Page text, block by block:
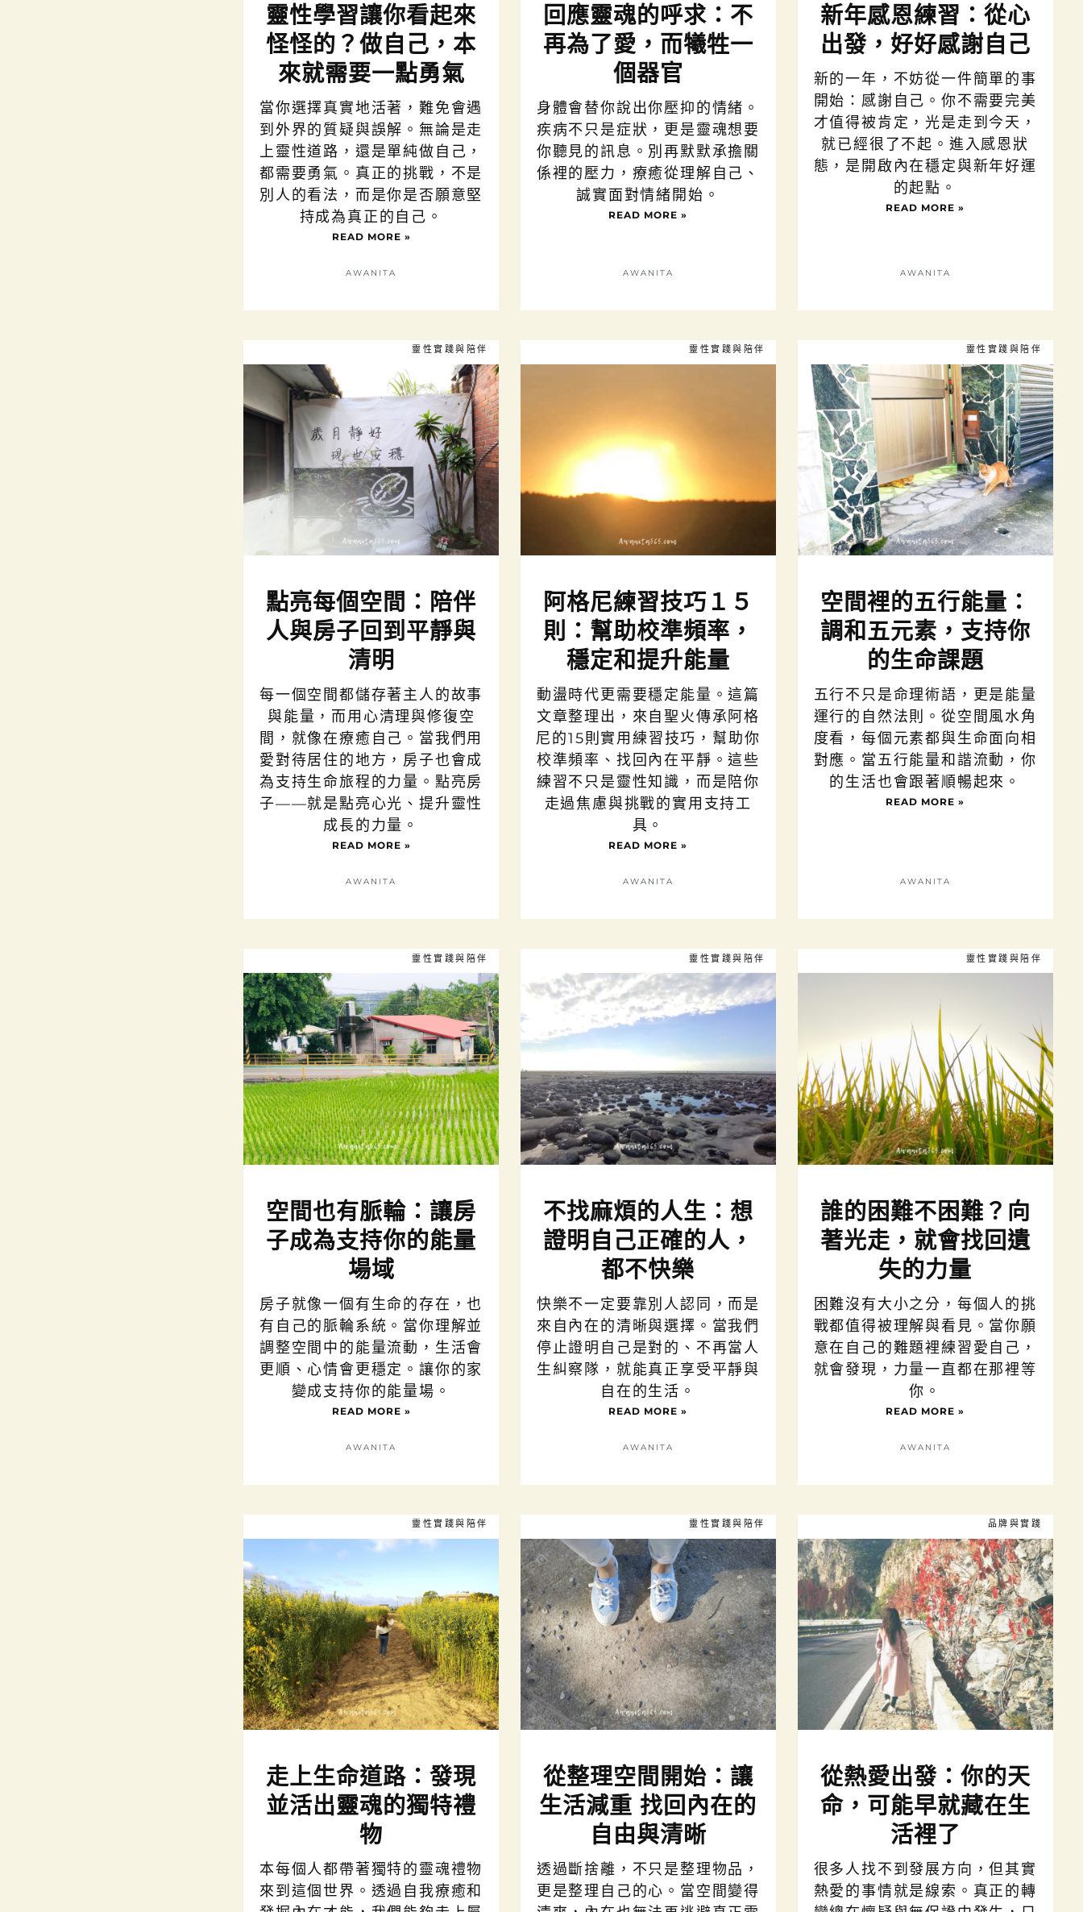
靈性學習讓你看起來
怪怪的？做自己，本
來就需要一點勇氣
當你選擇真實地活著，難免會遇
到外界的質疑與誤解。無論是走
上靈性道路，還是單純做自己，
都需要勇氣。真正的挑戰，不是
別人的看法，而是你是否願意堅
持成為真正的自己。
READ MORE »
AWANITA
回應靈魂的呼求：不
再為了愛，而犧牲一
個器官
身體會替你說出你壓抑的情緒。
疾病不只是症狀，更是靈魂想要
你聽見的訊息。別再默默承擔關
係裡的壓力，療癒從理解自己、
誠實面對情緒開始。
READ MORE »
AWANITA
新年感恩練習：從心
出發，好好感謝自己
新的一年，不妨從一件簡單的事
開始：感謝自己。你不需要完美
才值得被肯定，光是走到今天，
就已經很了不起。進入感恩狀
態，是開啟內在穩定與新年好運
的起點。
READ MORE »
AWANITA
靈性實踐與陪伴
點亮每個空間：陪伴
人與房子回到平靜與
清明
每一個空間都儲存著主人的故事
與能量，而用心清理與修復空
間，就像在療癒自己。當我們用
愛對待居住的地方，房子也會成
為支持生命旅程的力量。點亮房
子——就是點亮心光、提升靈性
成長的力量。
READ MORE »
AWANITA
靈性實踐與陪伴
阿格尼練習技巧１５
則：幫助校準頻率，
穩定和提升能量
動盪時代更需要穩定能量。這篇
文章整理出，來自聖火傳承阿格
尼的15則實用練習技巧，幫助你
校準頻率、找回內在平靜。這些
練習不只是靈性知識，而是陪你
走過焦慮與挑戰的實用支持工
具。
READ MORE »
AWANITA
靈性實踐與陪伴
空間裡的五行能量：
調和五元素，支持你
的生命課題
五行不只是命理術語，更是能量
運行的自然法則。從空間風水角
度看，每個元素都與生命面向相
對應。當五行能量和諧流動，你
的生活也會跟著順暢起來。
READ MORE »
AWANITA
靈性實踐與陪伴
空間也有脈輪：讓房
子成為支持你的能量
場域
房子就像一個有生命的存在，也
有自己的脈輪系統。當你理解並
調整空間中的能量流動，生活會
更順、心情會更穩定。讓你的家
變成支持你的能量場。
READ MORE »
AWANITA
靈性實踐與陪伴
不找麻煩的人生：想
證明自己正確的人，
都不快樂
快樂不一定要靠別人認同，而是
來自內在的清晰與選擇。當我們
停止證明自己是對的、不再當人
生糾察隊，就能真正享受平靜與
自在的生活。
READ MORE »
AWANITA
靈性實踐與陪伴
誰的困難不困難？向
著光走，就會找回遺
失的力量
困難沒有大小之分，每個人的挑
戰都值得被理解與看見。當你願
意在自己的難題裡練習愛自己，
就會發現，力量一直都在那裡等
你。
READ MORE »
AWANITA
靈性實踐與陪伴
走上生命道路：發現
並活出靈魂的獨特禮
物
本每個人都帶著獨特的靈魂禮物
來到這個世界。透過自我療癒和
靈性實踐與陪伴
從整理空間開始：讓
生活減重 找回內在的
自由與清晰
透過斷捨離，不只是整理物品，
更是整理自己的心。當空間變得
品牌與實踐
從熱愛出發：你的天
命，可能早就藏在生
活裡了
很多人找不到發展方向，但其實
熱愛的事情就是線索。真正的轉